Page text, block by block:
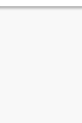
klaar is om te zorgen.